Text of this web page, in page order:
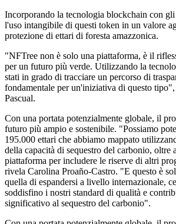
Incorporando la tecnologia blockchain con
l'uso intangibile di questi token in un valore
protezione di ettari di foresta amazzonica.
"NFTree non è solo una piattaforma, è il
per un futuro più verde. Utilizzando la
stati in grado di tracciare un percorso di
fondamentale per un'iniziativa di questo
Pascual.
Con una portata potenzialmente globale, il
futuro più ampio e sostenibile. "Possiamo
195.000 ettari che abbiamo mappato
della capacità di sequestro del carbonio, oltre
piattaforma per includere le riserve di altri
rivela Carolina Proaño-Castro. "E questo è
quella di espandersi a livello internazionale,
soddisfino i nostri standard di qualità e
significativo al sequestro del carbonio".